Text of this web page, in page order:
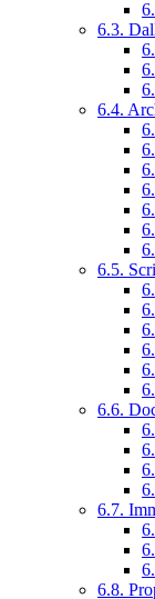
6.3.
6.4.
6.5.
6.6.
6.7.
6.8.